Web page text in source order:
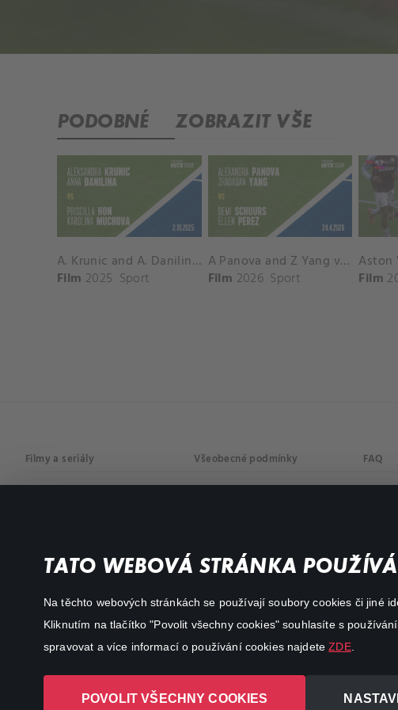
TATO WEBOVÁ STRÁNKA
Na těchto webových stránkách se používají soubory cookies či jiné
Kliknutím na tlačítko "Povolit všechny cookies" souhlasíte s
spravovat a více informací o používání cookies najdeteZDE.
POVOLIT VŠECHNY COOKIES
PODOBNÉ ZOBRAZIT VŠE
A. Krunic and A. Danilina vs. P. Hon and K. Muchova Match Highlights - BEIJING_Capital Group Diamond ( October 02, 2025)
Film 2025 Sport
A Panova and Z Yang vs D Schuurs and E Perez Match Highlights - MADRID_Court 8 ( April 24, 2026)
Film 2026 Sport
Film
Filmy a seriály
Akční
Všeobecné podmínky FAQ